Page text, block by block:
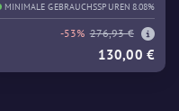
MINIMALE GEBRAUCHSSPUREN 8.08%
-53% 276,93 €
130,00 €